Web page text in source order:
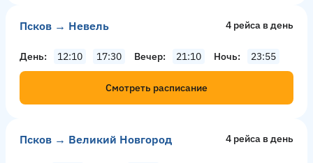
Псков → Невель 4 рейсa в день
День 12:10 17:30 Вечер 21:10 Ночь 23:55
Смотреть расписание
Псков → Великий Новгород 4 рейсa в день